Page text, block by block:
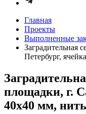
Главная
Проекты
Выполненные
Заградительная
Петербург,
площадки, г.
40х40 мм,